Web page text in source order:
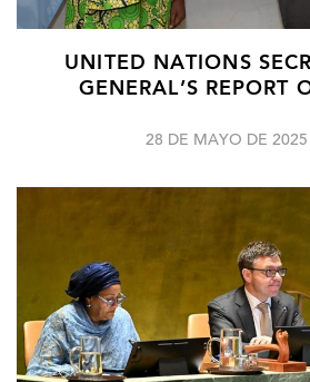
UNITED NATIONS
GENERAL’S REPORT
28 DE MAYO DE 2025